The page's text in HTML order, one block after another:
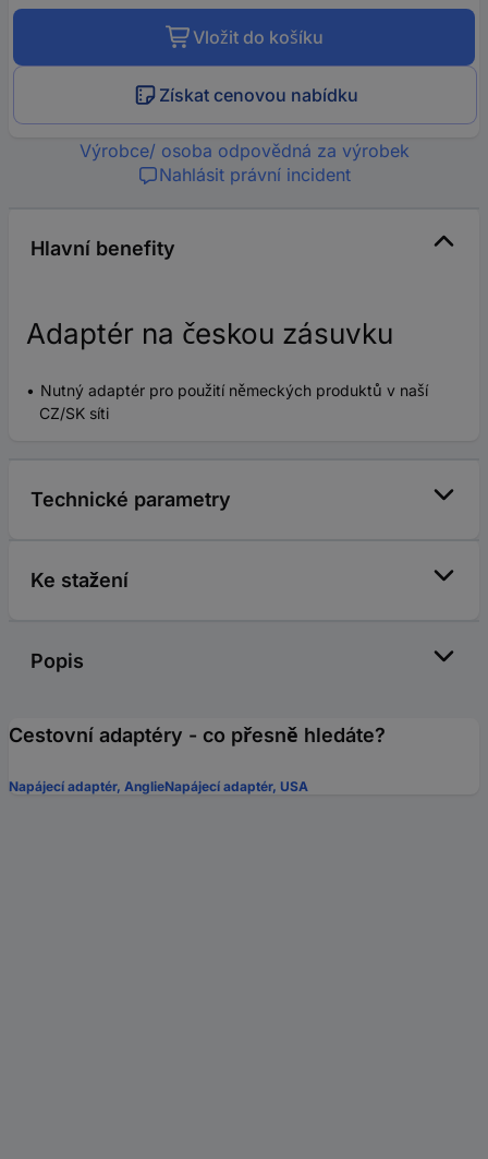
Vložit do košíku
Získat cenovou nabídku
Výrobce/ osoba odpovědná za výrobek
Nahlásit právní incident
Hlavní benefity
Adaptér na českou zásuvku
Nutný adaptér pro použití německých produktů v naší
CZ/SK síti
Technické parametry
Ke stažení
Popis
Cestovní adaptéry - co přesně hledáte?
Napájecí adaptér, AnglieNapájecí adaptér, USA